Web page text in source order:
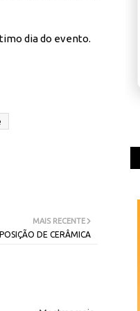
dia do evento.
MAIS RECENTE
DE CERÂMICA